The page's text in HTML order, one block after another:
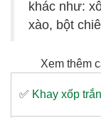
khác như:
xào, bột
Xem thêm
✅ Khay xốp